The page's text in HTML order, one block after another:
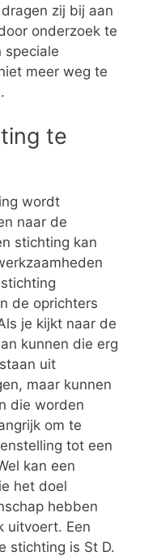
zij bij aan
onderzoek te
speciale
meer weg te
te
wordt
naar de
stichting kan
de oprichters
je kijkt naar de
kunnen die erg
uit
maar kunnen
die worden
om te
tot een
kan een
het doel
hebben
uitvoert. Een
stichting is St D.